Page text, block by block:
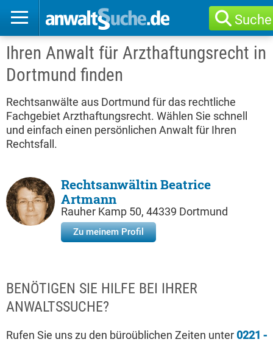
Suche
Ihren Anwalt für Arzthaftungsrecht in
Dortmund finden
Rechtsanwälte aus Dortmund für das rechtliche
Fachgebiet Arzthaftungsrecht. Wählen Sie schnell
und einfach einen persönlichen Anwalt für Ihren
Rechtsfall.
Rechtsanwältin Beatrice
Artmann
Rauher Kamp 50, 44339 Dortmund
Zu meinem Profil
BENÖTIGEN SIE HILFE BEI IHRER
ANWALTSSUCHE?
Rufen Sie uns zu den büroüblichen Zeiten unter 0221 -